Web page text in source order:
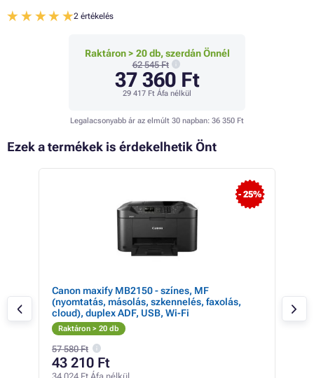
2 értékelés
Raktáron > 20 db, szerdán Önnél
62 545 Ft
37 360 Ft
29 417 Ft Áfa nélkül
Legalacsonyabb ár az elmúlt 30 napban: 36 350 Ft
Ezek a termékek is érdekelhetik Önt
- 25%
Canon maxify MB2150 - színes, MF
(nyomtatás, másolás, szkennelés, faxolás,
cloud), duplex ADF, USB, Wi-Fi
Raktáron > 20 db
57 580 Ft
43 210 Ft